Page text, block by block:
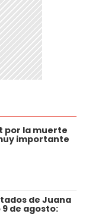
por la muerte
importante
de Juana
de agosto: